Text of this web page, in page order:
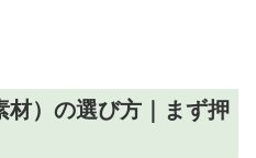
）の選び方｜まず押